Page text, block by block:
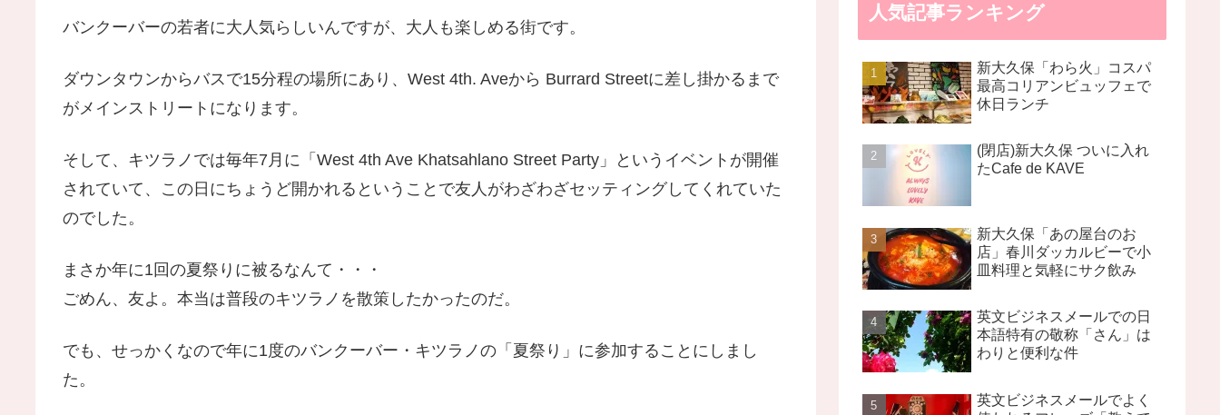
バンクーバーの若者に大人気らしいんですが、大人も楽しめる街です。
ダウンタウンからバスで15分程の場所にあり、West 4th. Aveから Burrard Streetに差し掛かるまで
がメインストリートになります。
そして、キツラノでは毎年7月に「West 4th Ave Khatsahlano Street Party」というイベントが開催
されていて、この日にちょうど開かれるということで友人がわざわざセッティングしてくれていた
のでした。
まさか年に1回の夏祭りに被るなんて・・・
ごめん、友よ。本当は普段のキツラノを散策したかったのだ。
でも、せっかくなので年に1度のバンクーバー・キツラノの「夏祭り」に参加することにしまし
た。
人気記事ランキング
新大久保「わら火」コスパ
最高コリアンビュッフェで
休日ランチ
(閉店)新大久保 ついに入れ
たCafe de KAVE
新大久保「あの屋台のお
店」春川ダッカルビーで小
皿料理と気軽にサク飲み
英文ビジネスメールでの日
本語特有の敬称「さん」は
わりと便利な件
英文ビジネスメールでよく